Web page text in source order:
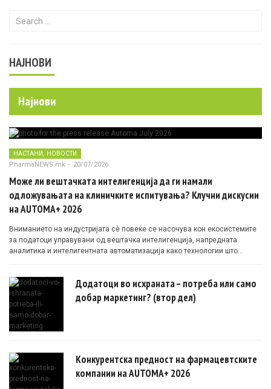
Search for:
НАЈНОВИ
Најнови
НАСТАНИ, НОВОСТИ
PharmaNEWS.mk - 20/07/2026
Може ли вештачката интелигенција да ги намали
одложувањата на клиничките испитувања? Клучни дискусии
на AUTOMA+ 2026
Вниманието на индустријата сè повеќе се насочува кон екосистемите
за податоци управувани од вештачка интелигенција, напредната
аналитика и интелигентната автоматизација како технологии што
Додатоци во исхраната – потреба или само
добар маркетинг? (втор дел)
Конкурентска предност на фармацевтските
компании на AUTOMA+ 2026